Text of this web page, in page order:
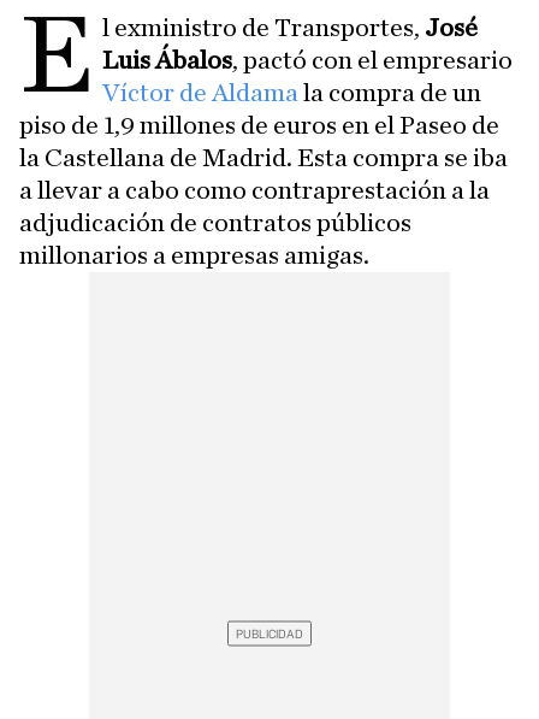
E l exministro de Transportes, José
Luis Ábalos, pactó con el empresario
Víctor de Aldama la compra de un
piso de 1,9 millones de euros en el Paseo de
la Castellana de Madrid. Esta compra se iba
a llevar a cabo como contraprestación a la
adjudicación de contratos públicos
millonarios a empresas amigas.